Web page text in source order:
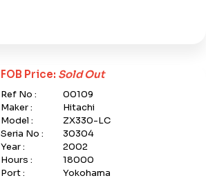
FOB Price: Sold Out
Ref No :
00109
Maker :
Hitachi
Model :
ZX330-LC
Seria No :
30304
Year :
2002
Hours :
18000
Port :
Yokohama